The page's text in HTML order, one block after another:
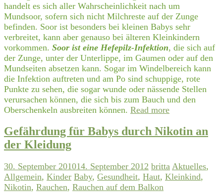
handelt es sich aller Wahrscheinlichkeit nach um
Mundsoor, sofern sich nicht Milchreste auf der Zunge
befinden. Soor ist besonders bei kleinen Babys sehr
verbreitet, kann aber genauso bei älteren Kleinkindern
vorkommen. Soor ist eine Hefepilz-Infektion, die sich auf
der Zunge, unter der Unterlippe, im Gaumen oder auf den
Mundseiten absetzen kann. Sogar im Windelbereich kann
die Infektion auftreten und am Po sind schuppige, rote
Punkte zu sehen, die sogar wunde oder nässende Stellen
verursachen können, die sich bis zum Bauch und den
Oberschenkeln ausbreiten können. Read more
Gefährdung für Babys durch Nikotin an
der Kleidung
30. September 201014. September 2012 britta Aktuelles,
Allgemein, Kinder Baby, Gesundheit, Haut, Kleinkind,
Nikotin, Rauchen, Rauchen auf dem Balkon